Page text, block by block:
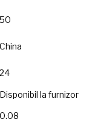
50
China
24
Disponibil la furnizor
0.08